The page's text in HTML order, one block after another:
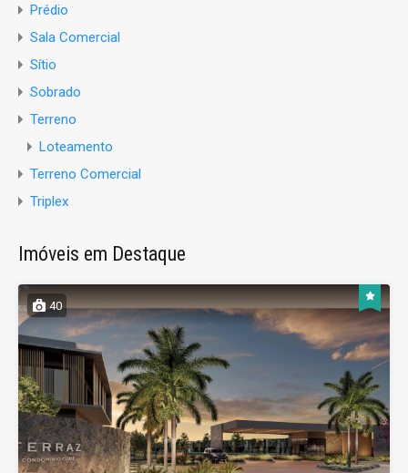
Prédio
Sala Comercial
Sítio
Sobrado
Terreno
Loteamento
Terreno Comercial
Triplex
Imóveis em Destaque
40